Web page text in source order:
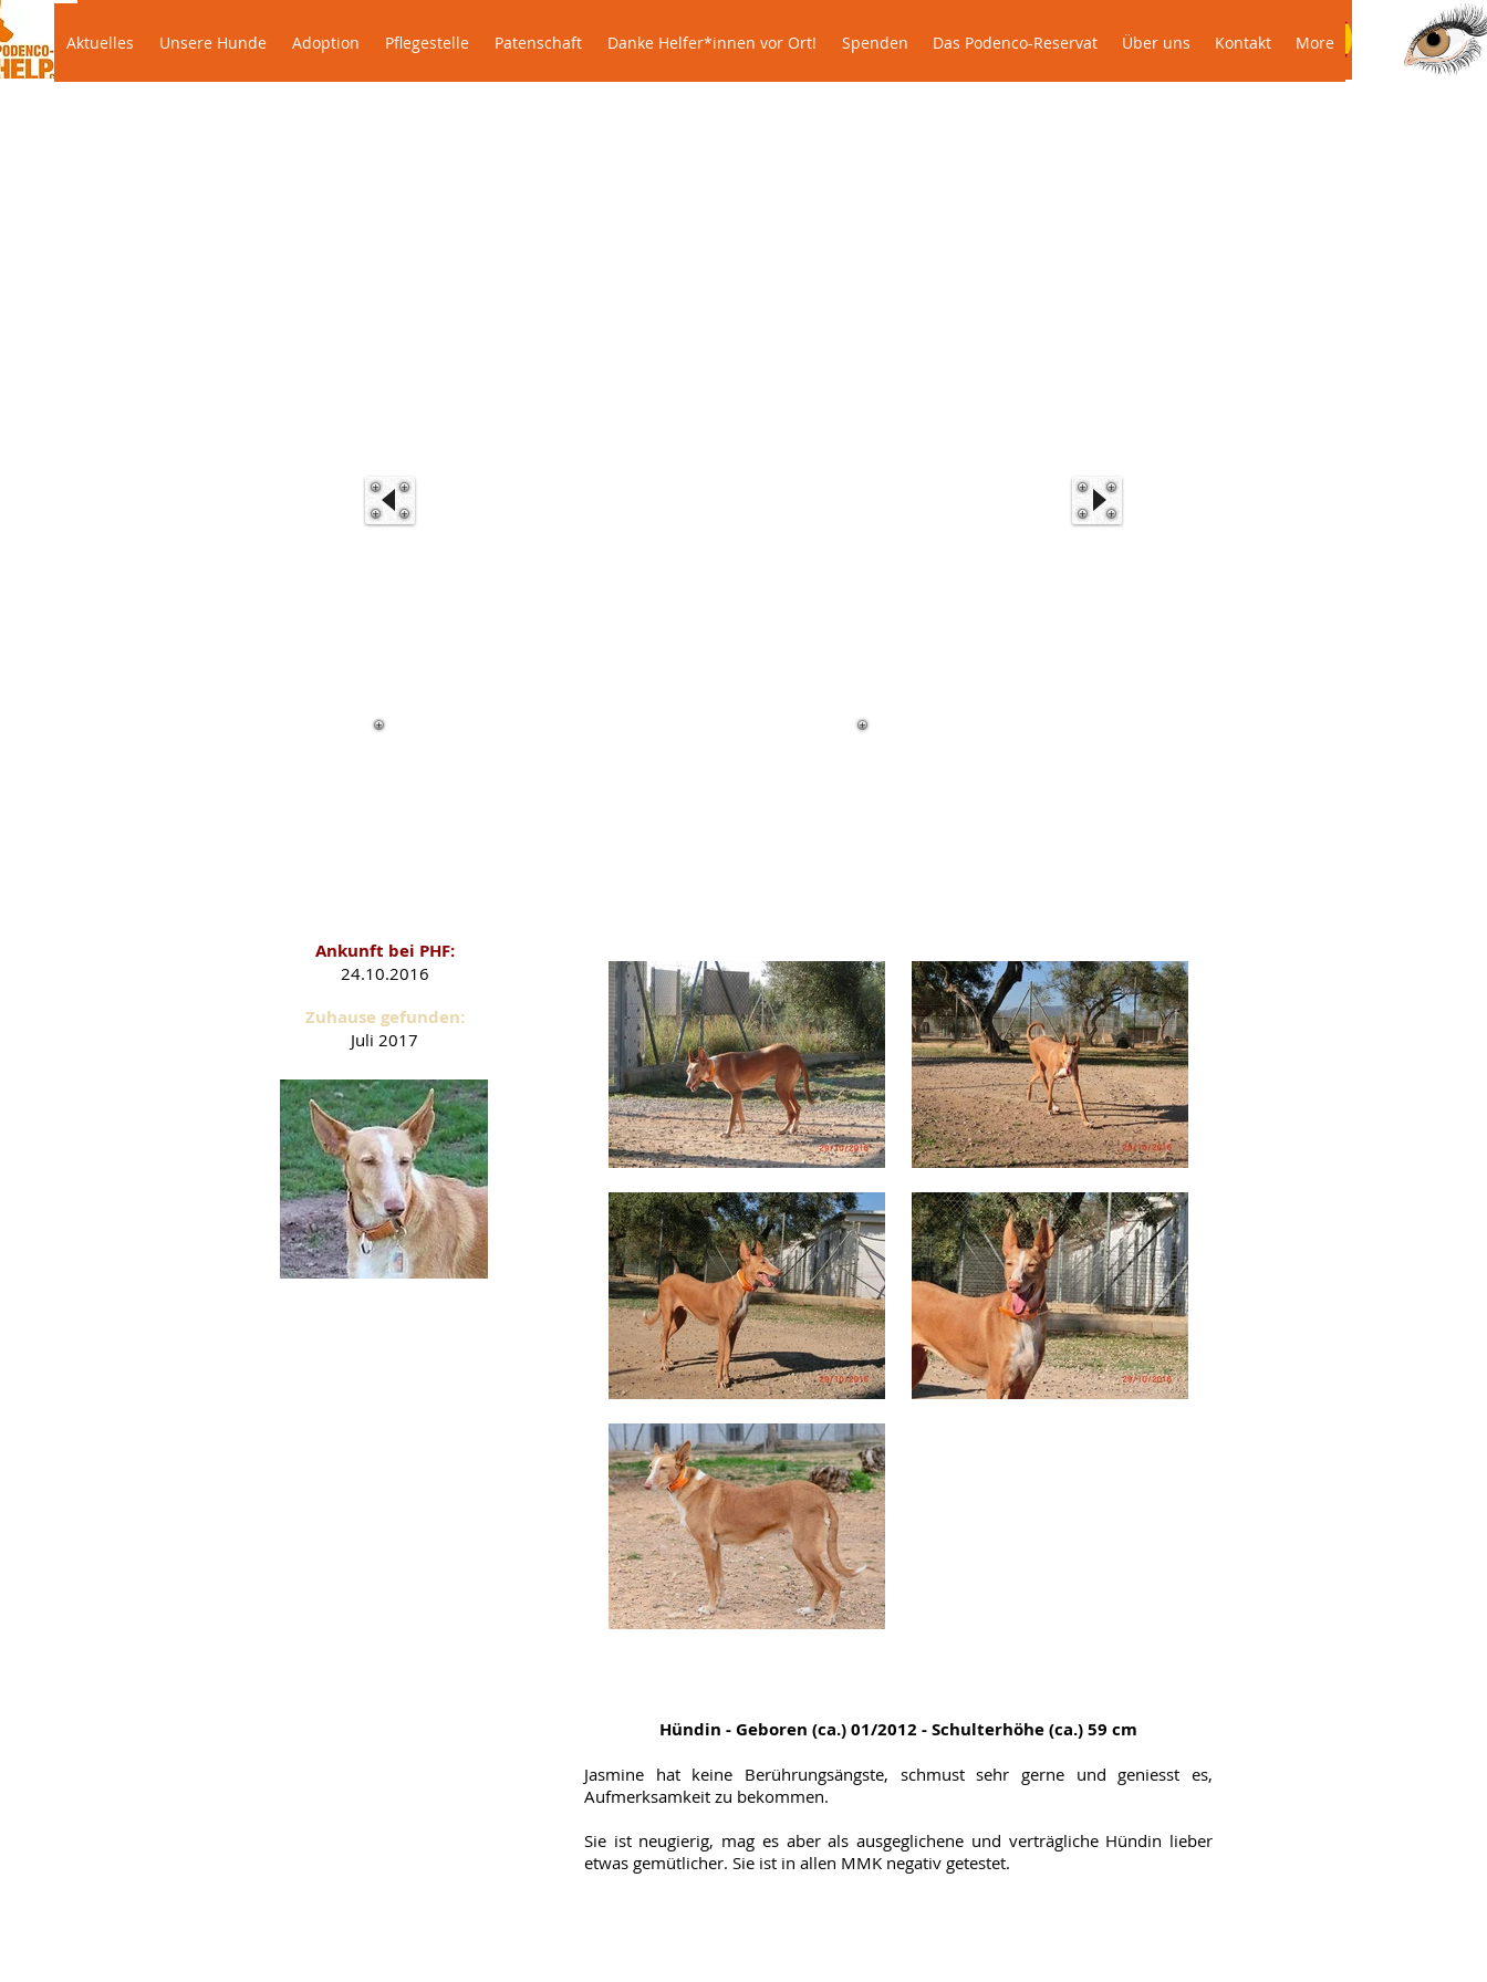
Aktuelles Unsere Hunde Adoption Pflegestelle Patenschaft Danke Helfer*innen vor Ort! Spenden Das Podenco-Reservat Über uns Kontakt More
Ankunft bei PHF:
24.10.2016
Zuhause gefunden:
Juli 2017
Hündin - Geboren (ca.) 01/2012 - Schulterhöhe (ca.) 59 cm
Jasmine hat keine Berührungsängste, schmust sehr gerne und geniesst es,
Aufmerksamkeit zu bekommen.
Sie ist neugierig, mag es aber als ausgeglichene und verträgliche Hündin lieber
etwas gemütlicher. Sie ist in allen MMK negativ getestet.
Aktuelles Unsere Hunde Adoption Pflegestelle Patenschaft Danke Helfer*innen vor Ort! Spenden Das Podenco-Reservat Über uns Kontakt More